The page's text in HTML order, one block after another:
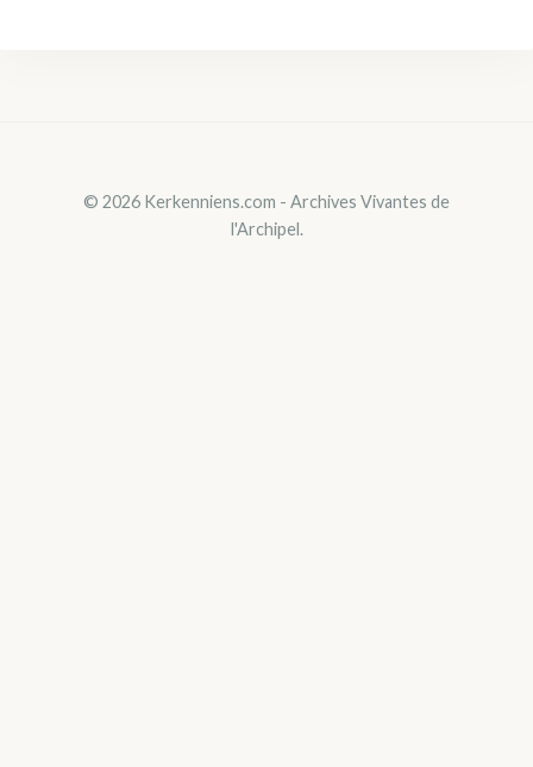
© 2026 Kerkenniens.com - Archives Vivantes de
l'Archipel.